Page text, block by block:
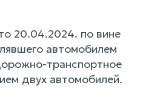
20.04.2024. по вине
автомобилем
транспортное
двух автомобилей.